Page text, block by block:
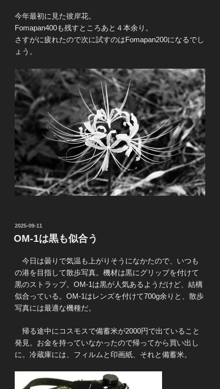
今年最初に見た彼岸花。
Fomapan400も残すところあと４本余り。
さすがに疲れたので次に試すのはFomapan200になるでし
ょう。
投
稿
日:
2025-09-11
OM-1は黒も似合う
今日は曇りで気温も上がりそうになかたので、いつも
の港を目指して散歩写真。機材は黒にグリップを付けて
黒のストラップ。OM-1は黒が人気あるようだけど、結構
似合っている。OM-1はレンズを付けて700g余りと、散歩
写真には最適な機種だ。
帰る途中にコスモスで備蓄米が2000円で出ていること
発見。お金を持っていなかったので帰ってから買い出し
に。冷蔵庫には、フィルムと印画紙、それと備蓄米。